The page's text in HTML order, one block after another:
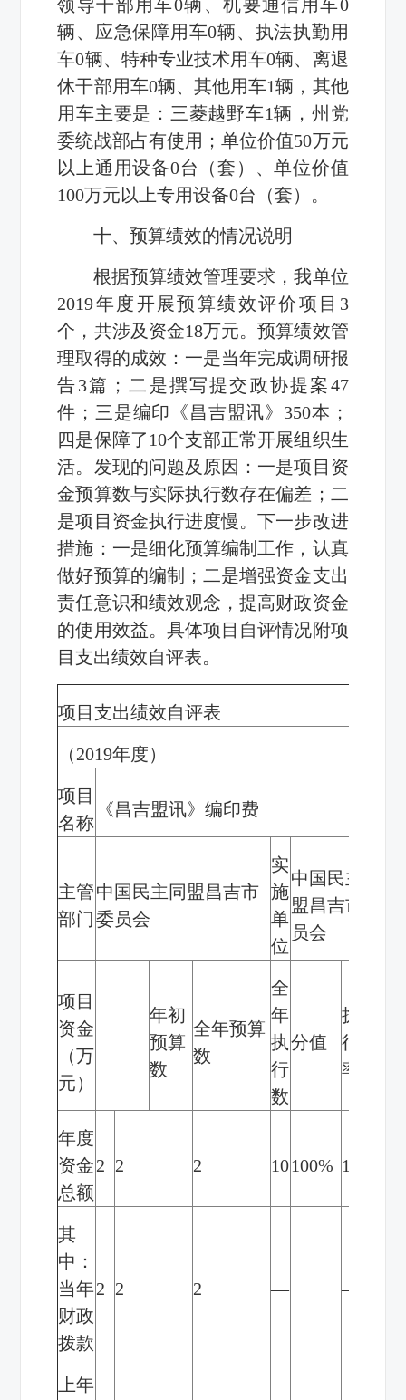
领导干部用车0辆、机要通信用车0
辆、应急保障用车0辆、执法执勤用
车0辆、特种专业技术用车0辆、离退
休干部用车0辆、其他用车1辆，其他
用车主要是：三菱越野车1辆，州党
委统战部占有使用；单位价值50万元
以上通用设备0台（套）、单位价值
100万元以上专用设备0台（套）。
十、预算绩效的情况说明
根据预算绩效管理要求，我单位
2019年度开展预算绩效评价项目 3
个，共涉及资金18万元。预算绩效管
理取得的成效：一是当年完成调研报
告3篇；二是撰写提交政协提案47
件；三是编印《昌吉盟讯》 350本；
四是保障了10个支部正常开展组织生
活。 发现的问题及原因：一是项目 资
金预算数与实际执行数存在偏差 ；二
是项目资金执行进度慢。下一步改进
措施：一是细化预算编制工作，认真
做好预算的编制
；二是增强资金支出
责任意识和绩效观念，提高财政资金
的使用效益。具体项目自评情况附项
目支出绩效自评表。
项目支出绩效自评表
（2019年度）
项目
名称
《昌吉盟讯》编印费
主管
部门
中国民主同盟昌吉市
委员会
实
施
单
位
中国民主同
盟昌吉市委
员会
项目
资金
（万
元）
年初
预算
数
全年预算
数
全
年
执
行
数
分值
执
行
率
年度
资金
总额
2 2 2 10100% 10
其
中：
当年
财政
拨款
2 2 2 — —
上年